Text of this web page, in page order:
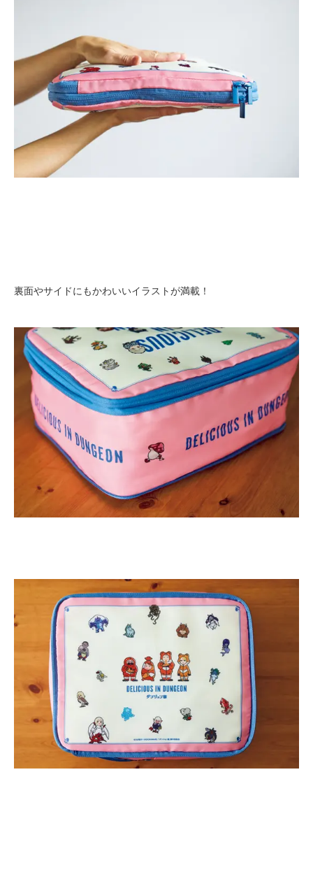
裏面やサイドにもかわいいイラストが満載！